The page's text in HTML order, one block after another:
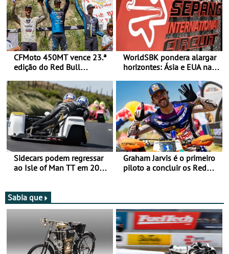
CFMoto 450MT vence 23.ª
edição do Red Bull
Categorias Adventure -
Vitória na Ultimate, Core e
Lite
WorldSBK pondera alargar
horizontes: Ásia e EUA na
Sidecars podem regressar
ao Isle of Man TT em 2027
Graham Jarvis é o primeiro
piloto a concluir os Red
Sabia que